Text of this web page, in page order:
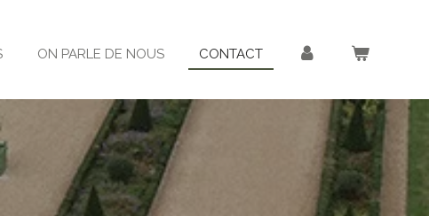
ON PARLE DE NOUS CONTACT